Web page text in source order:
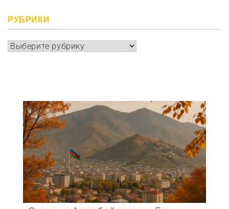
РУБРИКИ
Рубрики